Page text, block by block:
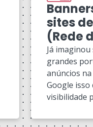
sites
(Rede
Já
grandes
anúncios
Google isso
visibilidade